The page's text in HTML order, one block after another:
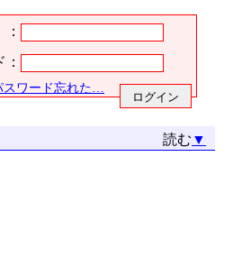
スワード忘れた…
読む ▼